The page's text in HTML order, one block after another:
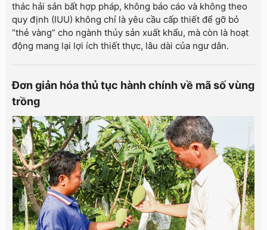
thác hải sản bất hợp pháp, không báo cáo và không theo
quy định (IUU) không chỉ là yêu cầu cấp thiết để gỡ bỏ
“thẻ vàng” cho ngành thủy sản xuất khẩu, mà còn là hoạt
động mang lại lợi ích thiết thực, lâu dài của ngư dân.
Đơn giản hóa thủ tục hành chính về mã số vùng
trồng